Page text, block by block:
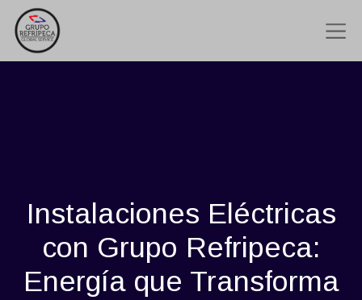
Instalaciones Eléctricas
con Grupo Refripeca:
Energía que Transforma